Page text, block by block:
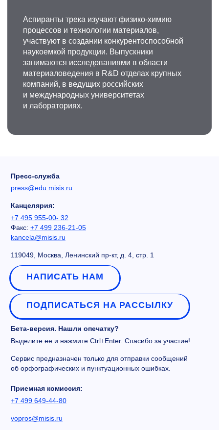
Аспиранты трека изучают физико-химию
процессов и технологии материалов,
участвуют в создании конкурентоспособной
наукоемкой продукции. Выпускники
занимаются исследованиями в области
материаловедения в R&D отделах крупных
компаний, в ведущих российских
и международных университетах
и лабораториях.
Пресс-служба
press@edu.misis.ru
Канцелярия:
+7 495 955-00- 32
Факс: +7 499 236-21-05
kancela@misis.ru
119049, Москва, Ленинский пр-кт, д. 4, стр. 1
НАПИСАТЬ НАМ
ПОДПИСАТЬСЯ НА РАССЫЛКУ
Бета-версия. Нашли опечатку?
Выделите ее и нажмите Ctrl+Enter. Спасибо за участие!
Сервис предназначен только для отправки сообщений
об орфографических и пунктуационных ошибках.
Приемная комиссия:
+7 499 649-44-80
vopros@misis.ru